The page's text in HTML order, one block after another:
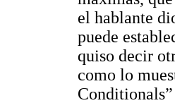
el hablante
puede
quiso decir
como lo